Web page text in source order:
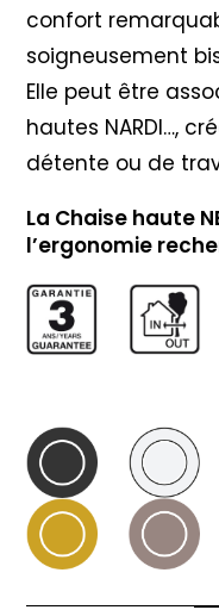
confort
soigneusement
Elle peut être
hautes NARDI…,
détente ou de
La Chaise haute
l’ergonomie